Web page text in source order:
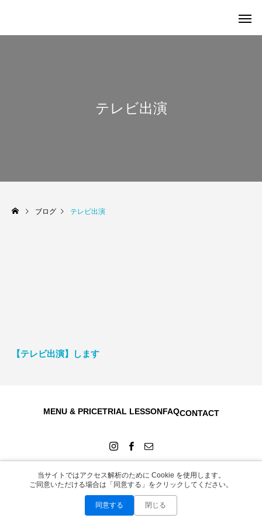
テレビ出演
ブログ テレビ出演
【テレビ出演】します
MENU & PRICETRIAL LESSONFAQCONTACT
Copyright © 2026
LINEで無料相談 Instagram
当サイトではアクセス解析のために Cookie を使用します。
ご同意いただける場合は「同意する」をクリックしてください。
同意する 閉じる